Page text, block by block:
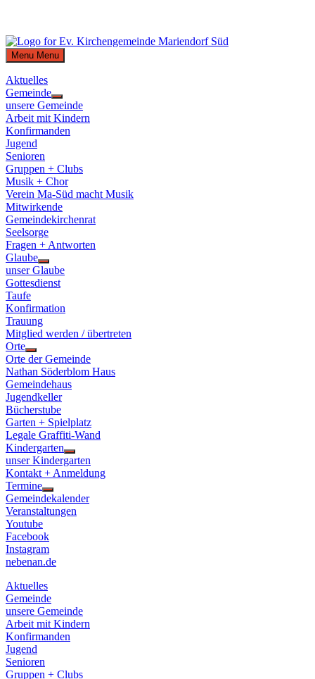
Skip
to
content
Menu Menu
Aktuelles
Gemeinde
Show
sub
menu
unsere Gemeinde
Arbeit mit Kindern
Konfirmanden
Jugend
Senioren
Gruppen + Clubs
Musik + Chor
Verein Ma-Süd macht Musik
Mitwirkende
Gemeindekirchenrat
Seelsorge
Fragen + Antworten
Glaube
Show
sub
menu
unser Glaube
Gottesdienst
Taufe
Konfirmation
Trauung
Mitglied werden / übertreten
Orte
Show
sub
menu
Orte der Gemeinde
Nathan Söderblom Haus
Gemeindehaus
Jugendkeller
Bücherstube
Garten + Spielplatz
Legale Graffiti-Wand
Kindergarten
Show
sub
menu
unser Kindergarten
Kontakt + Anmeldung
Termine
Show
sub
menu
Gemeindekalender
Veranstaltungen
Youtube
Facebook
Instagram
nebenan.de
Aktuelles
Gemeinde
unsere Gemeinde
Arbeit mit Kindern
Konfirmanden
Jugend
Senioren
Gruppen + Clubs